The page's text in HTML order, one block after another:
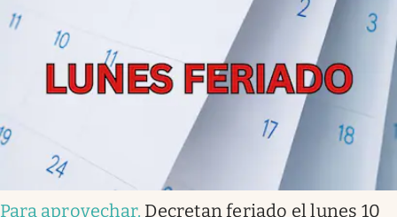
Para aprovechar. Decretan feriado el lunes 10